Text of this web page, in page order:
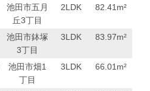
池田市五月
丘3丁目
2LDK 82.41 m²
池田市鉢塚
3丁目
3LDK 83.97m²
池田市畑1
丁目
3LDK 66.01 m²